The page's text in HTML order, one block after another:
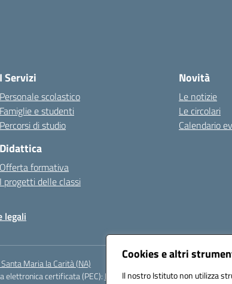
Cookies e altri
Il nostro Istituto non utilizza
I Servizi
Personale scolastico
Famiglie e studenti
Percorsi di studio
Didattica
Offerta formativa
I progetti delle classi
Novità
Le notizie
Le circolari
Calendario
legali
Maria la Carità (NA)
elettronica certificata (PEC): NAEE21900T@pec.istruzione.it